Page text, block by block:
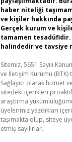
haber niteliği
ve kişiler hakkında
Gerçek kurum ve
tamamen
halindedir ve tavsiye
Sitemiz, 5651 Sayılı
ve İletişim Kurumu (BTK)
Sağlayıcı olarak hizmet
sitedeki içerikleri
araştırma
üyelerimiz yazdıkları
taşımakta olup, siteye
etmiş sayılırlar.